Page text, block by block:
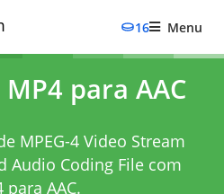
16 Menu
para AAC
MPEG-4 Video Stream
Audio Coding File com
AAC.